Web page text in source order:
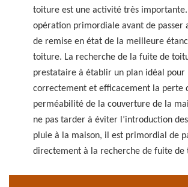
toiture est une activité très importante.
opération primordiale avant de passer
de remise en état de la meilleure
toiture. La recherche de la fuite de
prestataire à établir un plan idéal pour
correctement et efficacement la perte
perméabilité de la couverture de la
ne pas tarder à éviter l’introduction
pluie à la maison, il est primordial de
directement à la recherche de fuite de